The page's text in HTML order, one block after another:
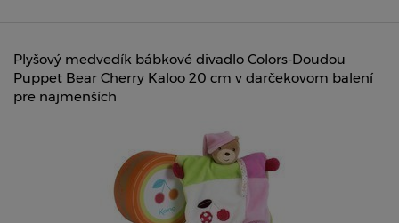
Plyšový medvedík bábkové divadlo Colors-Doudou
Puppet Bear Cherry Kaloo 20 cm v darčekovom balení
pre najmenších